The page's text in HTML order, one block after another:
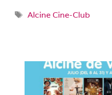
Etiquetas
Alcine Cine-Club